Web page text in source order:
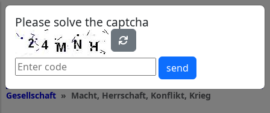
Please solve the captcha
send
Gesellschaft Macht, Herrschaft, Konflikt, Krieg